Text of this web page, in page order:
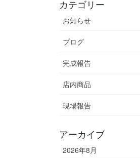
カテゴリー
お知らせ
ブログ
完成報告
店内商品
現場報告
アーカイブ
2026年8月